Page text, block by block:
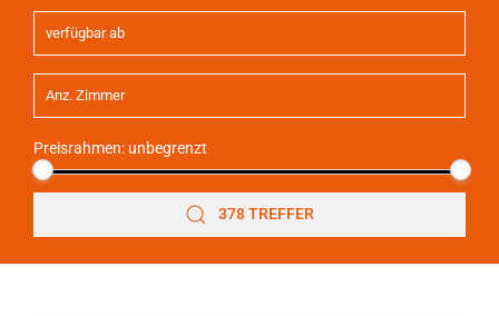
Preisrahmen: unbegrenzt
378 TREFFER